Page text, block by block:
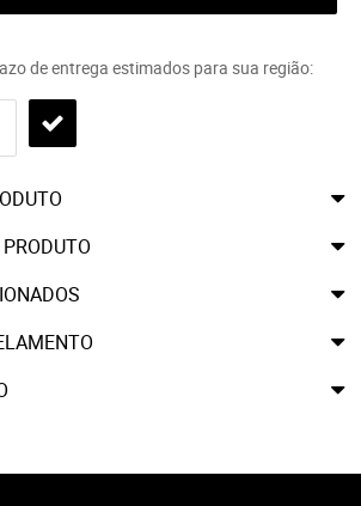
de entrega estimados para sua região: